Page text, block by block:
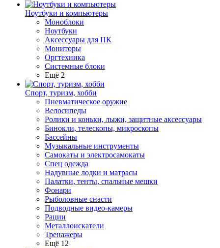
Ноутбуки и компьютеры
Моноблоки
Ноутбуки
Аксессуары для ПК
Мониторы
Оргтехника
Системные блоки
Ещё 2
Спорт, туризм, хобби
Пневматическое оружие
Велосипеды
Ролики и коньки, лыжи, защитные аксессуары
Бинокли, телескопы, микроскопы
Бассейны
Музыкальные инструменты
Самокаты и электросамокаты
Спец одежда
Надувные лодки и матрасы
Палатки, тенты, спальные мешки
Фонари
Рыболовные снасти
Подводные видео-камеры
Рации
Металлоискатели
Тренажеры
Ещё 12